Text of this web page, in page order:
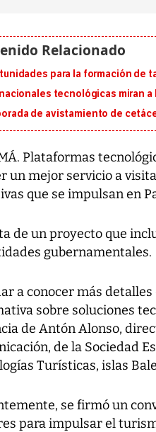
para la formación de
tecnológicas miran a
de avistamiento de
Plataformas
un mejor servicio a
que se impulsan en
de un proyecto que
gubernamentales.
a conocer más
sobre soluciones
de Antón Alonso,
de la Sociedad
Turísticas, islas
se firmó un
para impulsar el